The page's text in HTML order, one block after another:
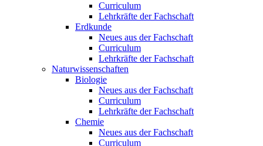
Curriculum
Lehrkräfte der Fachschaft
Erdkunde
Neues aus der Fachschaft
Curriculum
Lehrkräfte der Fachschaft
Naturwissenschaften
Biologie
Neues aus der Fachschaft
Curriculum
Lehrkräfte der Fachschaft
Chemie
Neues aus der Fachschaft
Curriculum